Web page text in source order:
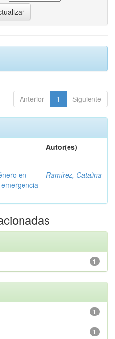
Anterior 1 Siguiente
Autor(es)
en
Ramírez, Catalina
1
1
1